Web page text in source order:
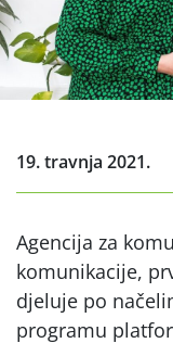
19. travnja 2021.
Agencija za
komunikacije,
djeluje po
programu